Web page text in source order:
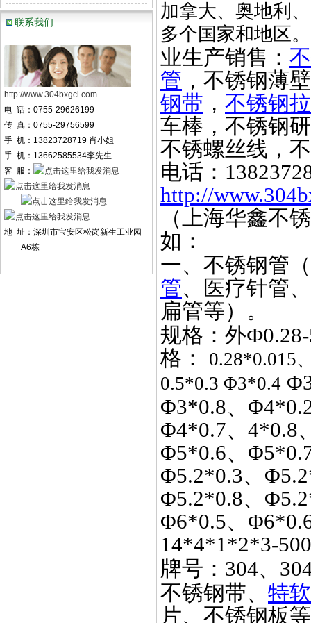
联系我们
http://www.304bxgcl.com
电 话：0755-29626199
传 真：0755-29756599
手 机：13823728719 肖小姐
手 机：13662585534李先生
客 服：
地 址：深圳市宝安区松岗新生工业园
A6栋
加拿大、奥地利
多个国家和地区。
业生产销售：
管 ，不锈钢薄
钢带 ， 不锈钢
车棒，不锈钢
不锈螺丝线，
电话：
http://
（上海华鑫不
如：
一、不锈钢管
管、医疗针管
扁管等）。
规格：外
格：
0.28*0.015
0.5*0.3 Φ3*0.4
Φ3*0.8、
Φ4*0.7、4*0.8
Φ5*0.6、
Φ5.2*0.3、
Φ5.2*0.8、
Φ6*0.5、
14*4*1*2*3-
牌号： 304、
不锈钢带、 特
片、不锈钢板